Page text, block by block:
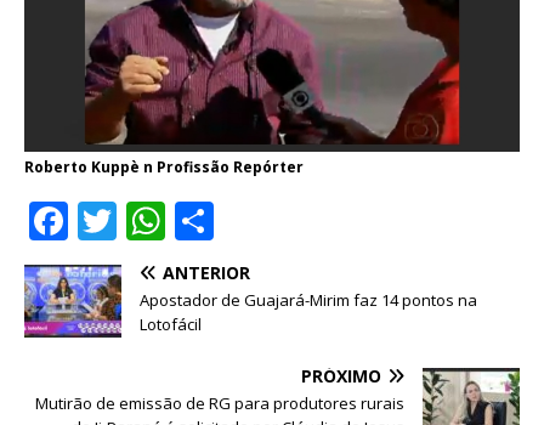
Roberto Kuppè n Profissão Repórter
F
a
c
e
T
w
it
te
W
h
at
s
h
ar
ANTERIOR
Apostador de Guajará-Mirim faz 14 pontos na
Lotofácil
PRÓXIMO
Mutirão de emissão de RG para produtores rurais